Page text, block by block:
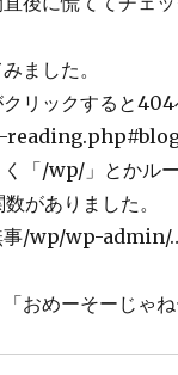
ました。
リックすると
「/wp/」とかル
がありました。
事/wp/wp-admin/
おめーそーじゃ